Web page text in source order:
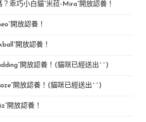
乖巧小白貓“米菈-Mira”開放認養！
開放認養！
開放認養！
開放認養！(貓咪已經送出^^)
開放認養！(貓咪已經送出^^)
開放認養！